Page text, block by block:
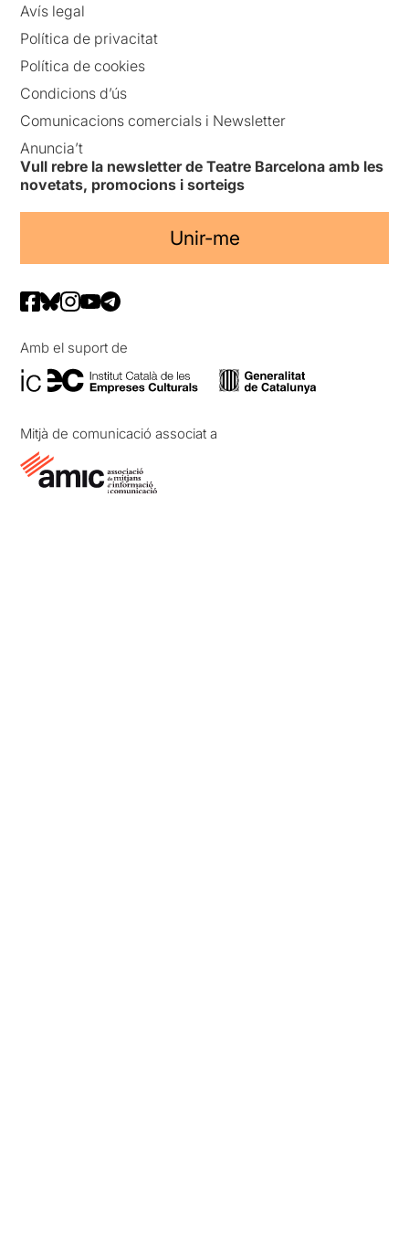
Avís legal
Política de privacitat
Política de cookies
Condicions d’ús
Comunicacions comercials i Newsletter
Anuncia’t
Vull rebre la newsletter de Teatre Barcelona amb les
novetats, promocions i sorteigs
Unir-me
Amb el suport de
Mitjà de comunicació associat a